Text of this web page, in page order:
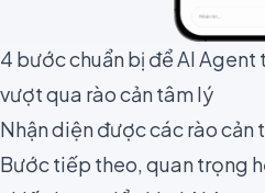
4 bước chuẩn bị để AI Agent
vượt qua rào cản tâm lý
Nhận diện được các rào cản
Bước tiếp theo, quan trọng